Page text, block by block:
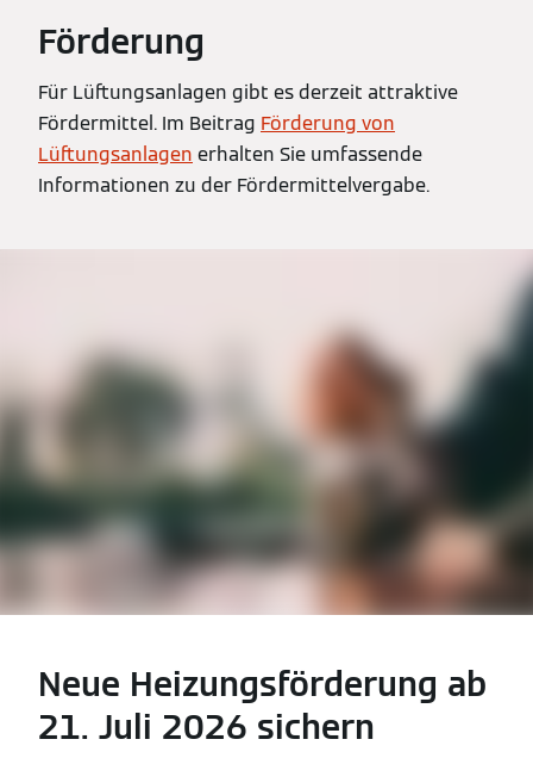
Förderung
Für Lüftungsanlagen gibt es derzeit attraktive
Fördermittel. Im Beitrag Förderung von
Lüftungsanlagen erhalten Sie umfassende
Informationen zu der Fördermittelvergabe.
Neue Heizungsförderung ab
21. Juli 2026 sichern